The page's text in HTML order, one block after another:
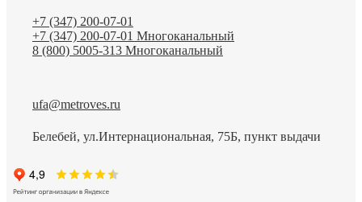
+7 (347) 200-07-01
+7 (347) 200-07-01 Многоканальный
8 (800) 5005-313 Многоканальный
ufa@metroves.ru
Белебей, ул.Интернациональная, 75Б, пункт выдачи